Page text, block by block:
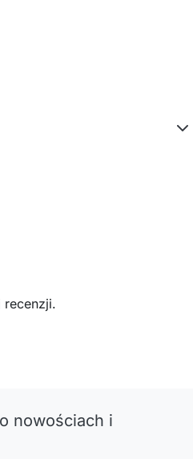
recenzji.
nowościach i